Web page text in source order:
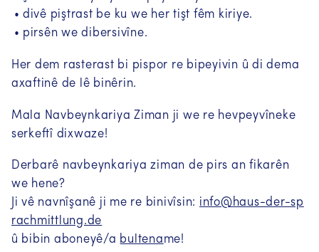
(Somali (SO))
ሓበሬታ ብትግርኛ (Tigrinya (TI))
Информация на русском языке
(Russisch (RU))
Türkçe bilgi (Türkisch (TR))
زانیاری بە زمانی کوردی سۆرانی
Agahî bi kurdî-kurmancî
(Kurdisch - KMR))
Information in English
divê piştrast be ku we her tişt fêm kiriye.
pirsên we dibersivîne.
Her dem rasterast bi pispor re bipeyivin û di dema
axaftinê de lê binêrin.
Mala Navbeynkariya Ziman ji we re hevpeyvîneke
serkeftî dixwaze!
Derbarê navbeynkariya ziman de pirs an fikarên
we hene?
Ji vê navnîşanê ji me re binivîsin: info@haus-der-sp
rachmittlung.de
û bibin aboneyê/a bultename!